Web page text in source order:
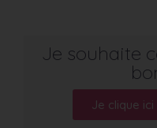
Je souhaite
Je clique